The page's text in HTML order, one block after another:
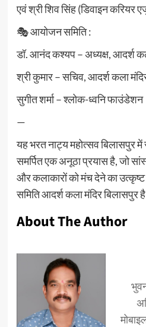
एवं श्री शिव सिंह (डिवाइन करियर
🎭 आयोजन समिति :
डॉ. आनंद कश्यप – अध्यक्ष, आदर्श
श्री कुमार – सचिव, आदर्श कला
सुगीत शर्मा – श्लोक-ध्वनि फाउंडेशन
—
यह भरत नाट्य महोत्सव बिलासपुर
समर्पित एक अनूठा प्रयास है, जो
और कलाकारों को मंच देने का
समिति आदर्श कला मंदिर बिलासपुर
About The Author